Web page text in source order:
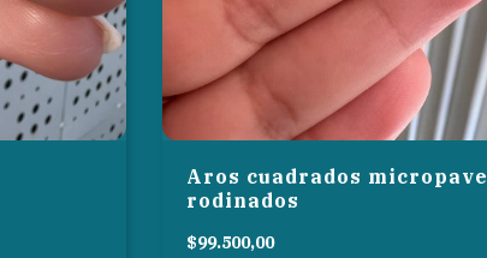
Aros cuadrados micropave
rodinados
$99.500,00